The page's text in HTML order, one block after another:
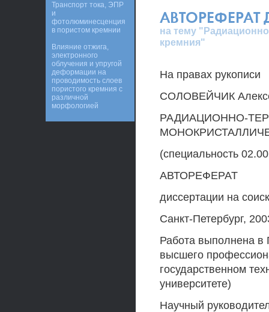
АВТОРЕФЕРАТ
на тему
кремния"
На правах рукописи
СОЛОВЕЙЧИК
РАДИАЦИОННО-
(специальность
АВТОРЕФЕРАТ
диссертации на
Санкт-Петербург,
Работа выполнена в
высшего
государственном
университете)
Научный
Транспорт тока, ЭПР
и
фотолюминесценция
в пористом кремнии
Влияние отжига,
электронного
облучения и упругой
деформации на
проводимость слоев
пористого кремния с
различной
морфологией